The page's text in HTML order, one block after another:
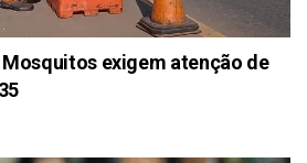
exigem atenção de